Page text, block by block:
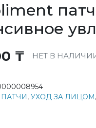
₸ НЕТ В
ПАТЧИ, УХОД ЗА ЛИЦОМ,